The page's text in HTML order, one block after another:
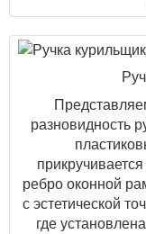
разновидность
ребро оконной
с эстетической
где